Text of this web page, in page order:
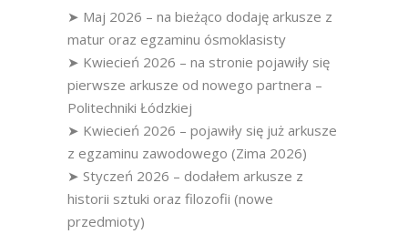
➤ Maj 2026 – na bieżąco dodaję arkusze z
matur oraz egzaminu ósmoklasisty
➤ Kwiecień 2026 – na stronie pojawiły się
pierwsze arkusze od nowego partnera –
Politechniki Łódzkiej
➤ Kwiecień 2026 – pojawiły się już arkusze
z egzaminu zawodowego (Zima 2026)
➤ Styczeń 2026 – dodałem arkusze z
historii sztuki oraz filozofii (nowe
przedmioty)